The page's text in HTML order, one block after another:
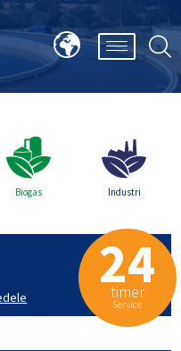
24
timer
Service
Biogas Industri